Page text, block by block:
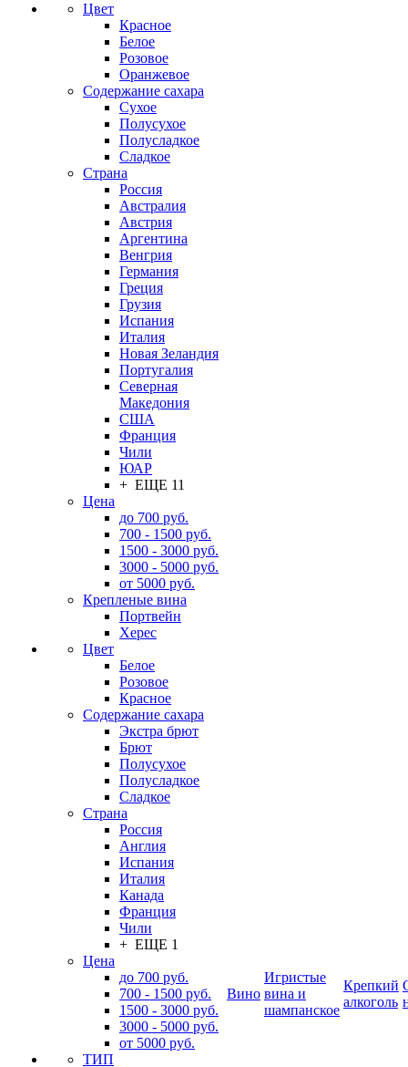
Цвет
Красное
Белое
Розовое
Оранжевое
Содержание сахара
Сухое
Полусухое
Полусладкое
Сладкое
Страна
Россия
Австралия
Австрия
Аргентина
Венгрия
Германия
Греция
Грузия
Испания
Италия
Новая Зеландия
Португалия
Северная
Македония
США
Франция
Чили
ЮАР
+ ЕЩЕ 11
Цена
до 700 руб.
700 - 1500 руб.
1500 - 3000 руб.
3000 - 5000 руб.
от 5000 руб.
Крепленые вина
Портвейн
Херес
Цвет
Белое
Розовое
Красное
Содержание сахара
Экстра брют
Брют
Полусухое
Полусладкое
Сладкое
Страна
Россия
Англия
Испания
Италия
Канада
Франция
Чили
+ ЕЩЕ 1
Цена
до 700 руб.
700 - 1500 руб.
1500 - 3000 руб.
3000 - 5000 руб.
от 5000 руб.
ТИП
Вино
Игристые
вина и
шампанское
Крепкий
алкоголь